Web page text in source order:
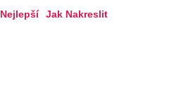
Nejlepší Jak Nakreslit